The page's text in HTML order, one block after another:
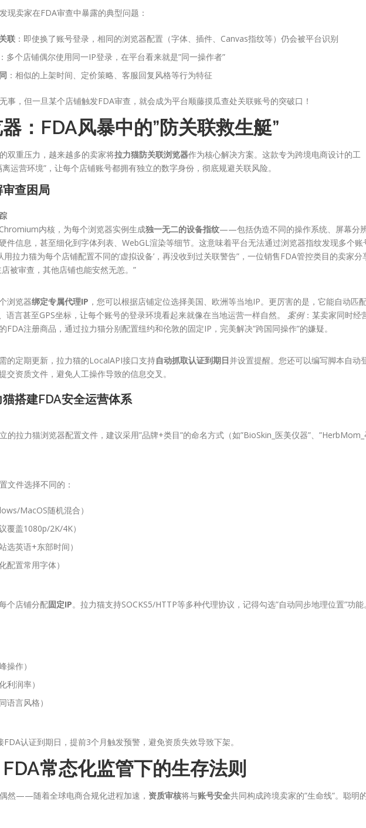
现卖家在FDA审查中暴露的典型问题：
联 ：即使换了账号登录，相同的浏览器配置（字体、插件、Canvas指纹等）仍会被平台识别
：多个店铺偶尔使用同一IP登录，在平台看来就是”同一操作者”
：相似的上架时间、定价策略、客服回复风格等行为特征
事，但一旦某个店铺触发FDA审查，就会成为平台顺藤摸瓜查处关联账号的突破口！
：FDA风暴中的”防关联救生艇”
双重压力，越来越多的卖家将拉力猫防关联浏览器作为核心解决方案。这款专为跨境电商设计的工
运营环境”，让每个店铺账号都拥有独立的数字身份，彻底规避关联风险。
查困局
内核，为每个浏览器实例生成独一无二的设备指纹——包括伪造不同的操作系统、屏幕分
件信息，甚至细化到字体列表、WebGL渲染等细节。这意味着平台无法通过浏览器指纹发现多个账
用拉力猫为每个店铺配置不同的’虚拟设备’，再没收到过关联警告”，一位销售FDA管控类目的卖家分
被审查，其他店铺也能安然无恙。”
浏览器绑定专属代理IP ，您可以根据店铺定位选择美国、欧洲等当地IP。更厉害的是，它能自动匹
语言甚至GPS坐标，让每个账号的登录环境看起来就像在当地运营一样自然。 案例：某卖家同时经
FDA注册商品，通过拉力猫分别配置纽约和伦敦的固定IP，完美解决”跨国同操作”的嫌疑。
的定期更新，拉力猫的LocalAPI接口支持自动抓取认证到期日并设置提醒。您还可以编写脚本自动
交资质文件，避免人工操作导致的信息交叉。
搭建FDA安全运营体系
的拉力猫浏览器配置文件，建议采用”品牌+类目”的命名方式（如”BioSkin_医美仪器”、
文件选择不同的：
MacOS随机混合）
覆盖1080p/2K/4K）
选英语+东部时间）
配置常用字体）
个店铺分配固定IP。拉力猫支持SOCKS5/HTTP等多种代理协议，记得勾选”自动同步地理位置”功能。
操作）
利润率）
语言风格）
认证到期日，提前3个月触发预警，避免资质失效导致下架。
常态化监管下的生存法则
然——随着全球电商合规化进程加速， 资质审核将与账号安全共同构成跨境卖家的”生命线”。聪明